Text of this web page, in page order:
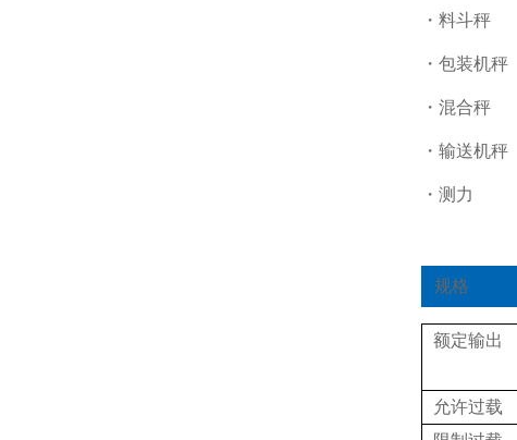
・料斗秤
・包装机秤
・混合秤
・输送机秤
・测力
规格
额定输出
允许过载